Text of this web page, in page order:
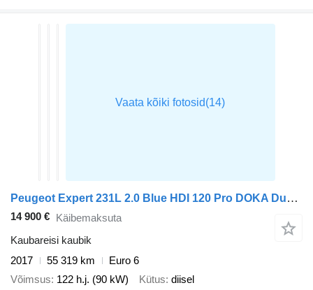
Peugeot Expert 231L 2.0 Blue HDI 120 Pro DOKA Dubbelcabine
14 900 € Käibemaksuta
Kaubareisi kaubik
2017
55 319 km
Euro 6
Võimsus 122 h.j. (90 kW) Kütus diisel